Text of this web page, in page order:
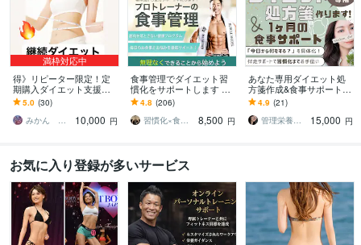
満枠対応中
得》リピーター限定！定
期購入ダイエット支援し
ます ２ヶ月目以降よりお
得にダイエット継続プラ
ン！よりお得に！
5.0 (30)
みかん ✳︎管理栄養士✳︎
10,000 円
食事管理でダイエット習
慣化をサポートします 無
理な制限なし！続く食事
改善サポート
4.8 (206)
習慣化×食事改善ダイエットコーチ｜琢人
8,500 円
あなた専用ダイエット処
方箋作成&食事サポートし
ます 年間1,000件栄養指導
する現役の病院管理栄養
士が全力伴走！
4.9 (21)
管理栄養士つき
15,000 円
お気に入り登録が多いサービス